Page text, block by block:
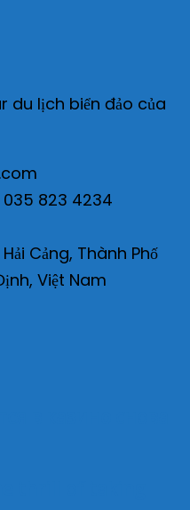
du lịch biển đảo của
035 823 4234
Cảng, Thành Phố
Việt Nam